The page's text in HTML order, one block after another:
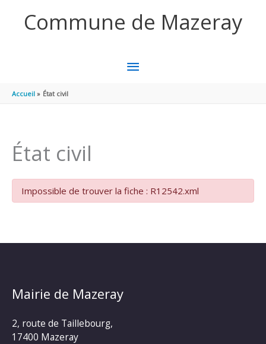
Commune de Mazeray
MENU
Accueil État civil
État civil
Impossible de trouver la fiche : R12542.xml
Mairie de Mazeray
2, route de Taillebourg,
17400 Mazeray